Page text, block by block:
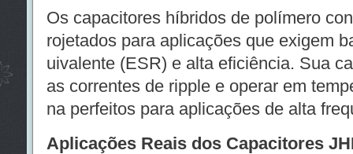
Os capacitores híbridos de polímero
rojetados para aplicações que exigem
uivalente (ESR) e alta eficiência. Sua
as correntes de ripple e operar em
na perfeitos para aplicações de alta
Aplicações Reais dos Capacitores